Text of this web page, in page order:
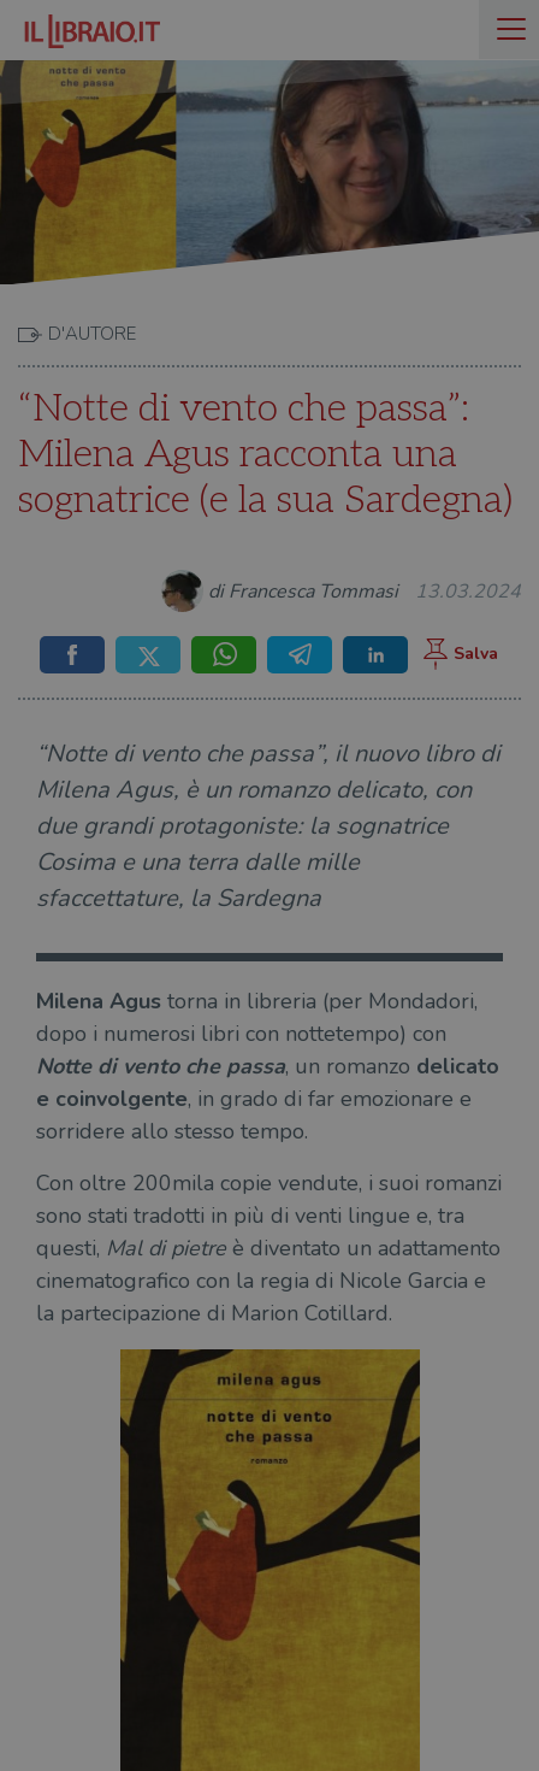
D'AUTORE
“Notte di vento che passa”:
Milena Agus racconta una
sognatrice (e la sua Sardegna)
di Francesca Tommasi 13.03.2024
“Notte di vento che passa”, il nuovo libro di
Milena Agus, è un romanzo delicato, con
due grandi protagoniste: la sognatrice
Cosima e una terra dalle mille
sfaccettature, la Sardegna
Milena Agus torna in libreria (per Mondadori,
dopo i numerosi libri con nottetempo) con
Notte di vento che passa, un romanzo delicato
e coinvolgente, in grado di far emozionare e
sorridere allo stesso tempo.
Con oltre 200mila copie vendute, i suoi romanzi
sono stati tradotti in più di venti lingue e, tra
questi, Mal di pietre è diventato un adattamento
cinematografico con la regia di Nicole Garcia e
la partecipazione di Marion Cotillard.